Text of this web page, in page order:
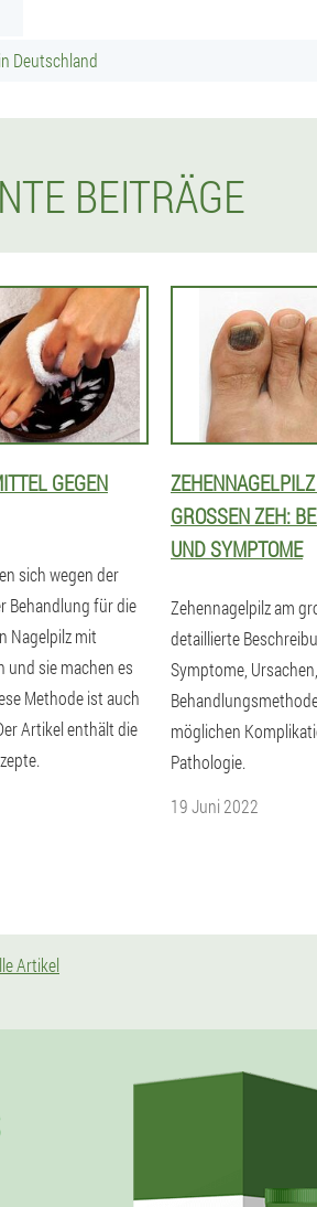
Deutschland
BEITRÄGE
GEGEN
sich wegen der
Behandlung für die
Nagelpilz mit
und sie machen es
Methode ist auch
Artikel enthält die
GROSSEN ZEH:
ND SYMPTOME
Zehennagelpilz am
detaillierte
Symptome, Ursachen,
möglichen
Pathologie.
19 Juni 2022
Artikel